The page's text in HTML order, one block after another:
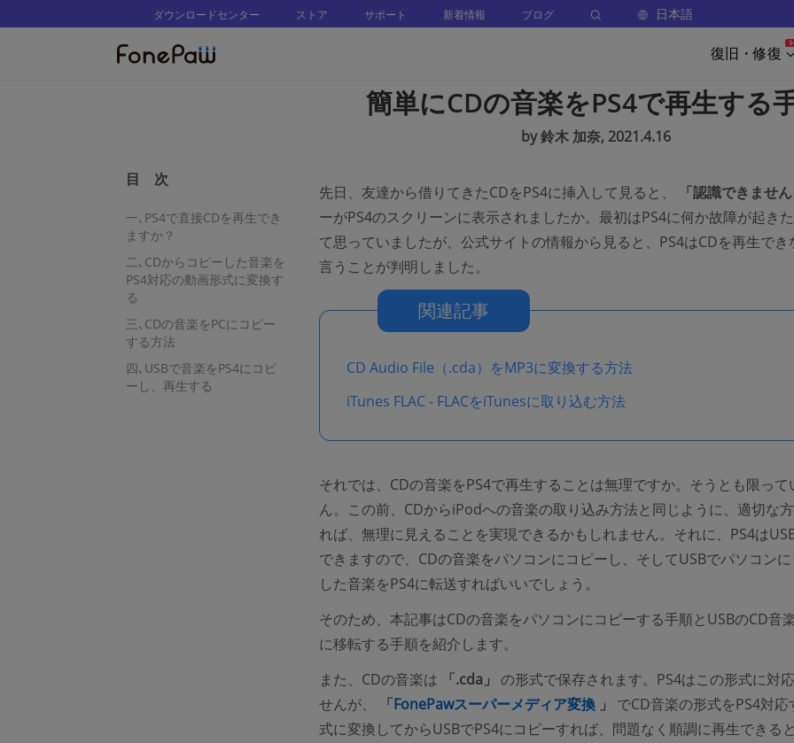
ダウンロードセンター ストア サポート 新着情報 ブログ 日本語
復旧・修復
簡単にCDの音楽をPS4で再生する
by 鈴木 加奈, 2021.4.16
目 次
一､PS4で直接CDを再生でき
ますか？
二､CDからコピーした音楽を
PS4対応の動画形式に変換す
る
三､CDの音楽をPCにコピー
する方法
四､USBで音楽をPS4にコピ
ーし、再生する
先日、友達から借りてきたCDをPS4に挿入して見ると、
「認識できませ
ーがPS4のスクリーンに表示されましたか。最初はPS4に何か故障が起き
て思っていましたが、公式サイトの情報から見ると、PS4はCDを再生でき
言うことが判明しました。
関連記事
CD Audio File（.cda）をMP3に変換する方法
iTunes FLAC - FLACをiTunesに取り込む方法
それでは、CDの音楽をPS4で再生することは無理ですか。そうとも限って
ん。この前、CDからiPodへの音楽の取り込み方法と同じように、適切な
れば、無理に見えることを実現できるかもしれません。それに、PS4は
できますので、CDの音楽をパソコンにコピーし、そしてUSBでパソコン
した音楽をPS4に転送すればいいでしょう。
そのため、本記事はCDの音楽をパソコンにコピーする手順とUSBのCD音
に移転する手順を紹介します。
また、CDの音楽は
「.cda」 の形式で保存されます。PS4はこの形式に対
せんが、
「FonePawスーパーメディア変換 (opens new window)
」
でCD音楽の形式をPS4対応
式に変換してからUSBでPS4にコピーすれば、問題なく順調に再生できる